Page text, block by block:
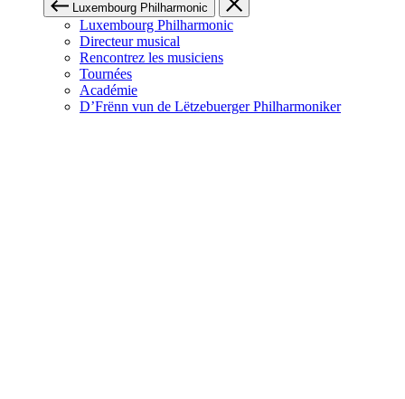
Luxembourg Philharmonic
Luxembourg Philharmonic
Directeur musical
Rencontrez les musiciens
Tournées
Académie
D’Frënn vun de Lëtzebuerger Philharmoniker